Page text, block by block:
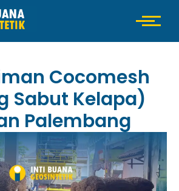
Cocomesh
Sabut Kelapa)
Palembang